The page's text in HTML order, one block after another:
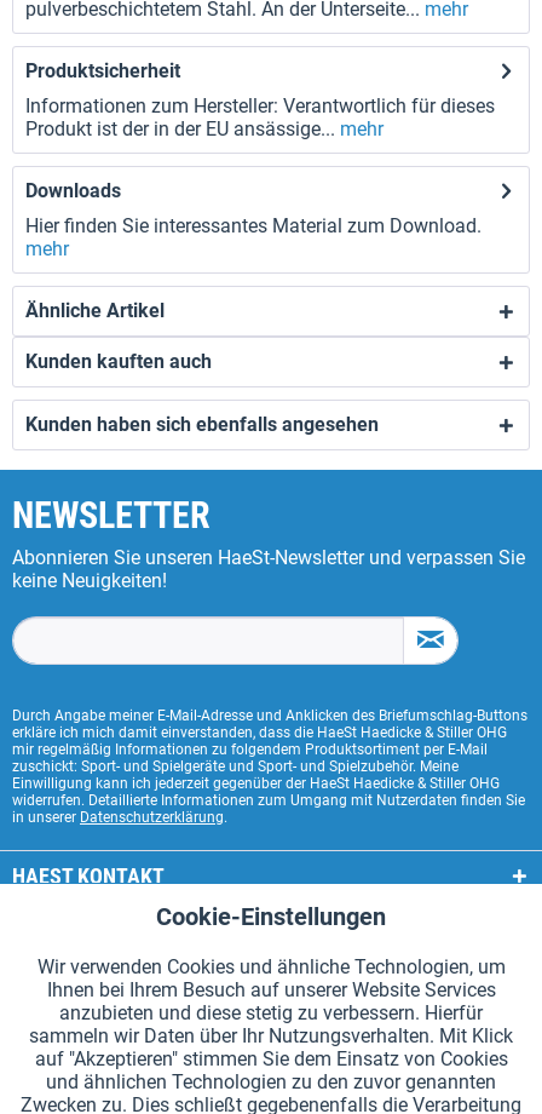
pulverbeschichtetem Stahl. An der Unterseite... mehr
Produktsicherheit
Informationen zum Hersteller: Verantwortlich für dieses
Produkt ist der in der EU ansässige... mehr
Downloads
Hier finden Sie interessantes Material zum Download.
mehr
Ähnliche Artikel
Kunden kauften auch
Kunden haben sich ebenfalls angesehen
NEWSLETTER
Abonnieren Sie unseren HaeSt-Newsletter und verpassen Sie
keine Neuigkeiten!
Durch Angabe meiner E-Mail-Adresse und Anklicken des Briefumschlag-Buttons
erkläre ich mich damit einverstanden, dass die HaeSt Haedicke & Stiller OHG
mir regelmäßig Informationen zu folgendem Produktsortiment per E-Mail
zuschickt: Sport- und Spielgeräte und Sport- und Spielzubehör. Meine
Einwilligung kann ich jederzeit gegenüber der HaeSt Haedicke & Stiller OHG
widerrufen. Detaillierte Informationen zum Umgang mit Nutzerdaten finden Sie
in unserer Datenschutzerklärung.
HAEST KONTAKT
HAEST SHOP SERVICE
ALLGEMEINE INFORMATIONEN
ZAHLUNGSARTEN
*Alle Preise inkl. Mehrwertsteuer zzgl.Versandkosten.
Aktiv
Tracking Aktiv
Cookie-Einstellungen
Wir verwenden Cookies und ähnliche Technologien, um
Ihnen bei Ihrem Besuch auf unserer Website Services
anzubieten und diese stetig zu verbessern. Hierfür
sammeln wir Daten über Ihr Nutzungsverhalten. Mit Klick
auf "Akzeptieren" stimmen Sie dem Einsatz von Cookies
und ähnlichen Technologien zu den zuvor genannten
Zwecken zu. Dies schließt gegebenenfalls die Verarbeitung